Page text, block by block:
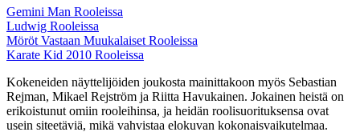
Gemini Man Rooleissa
Ludwig Rooleissa
Möröt Vastaan Muukalaiset Rooleissa
Karate Kid 2010 Rooleissa
Kokeneiden näyttelijöiden joukosta mainittakoon myös Sebastian
Rejman, Mikael Rejström ja Riitta Havukainen. Jokainen heistä on
erikoistunut omiin rooleihinsa, ja heidän roolisuorituksensa ovat
usein siteetäviä, mikä vahvistaa elokuvan kokonaisvaikutelmaa.